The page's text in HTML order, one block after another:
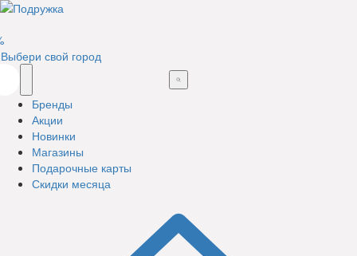
Выбери свой город
Бренды
Акции
Новинки
Магазины
Подарочные карты
Скидки месяца